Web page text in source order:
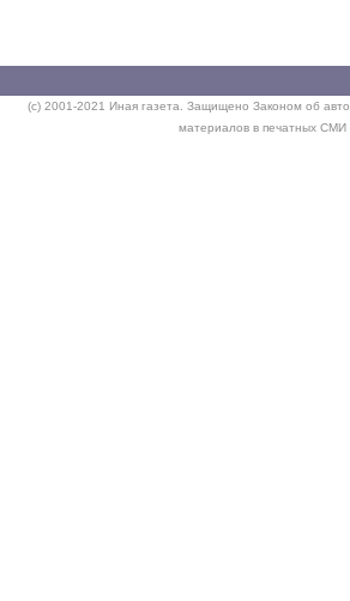
(c) 2001-2021 Иная газета. Защищено Законом об
материалов в печатных